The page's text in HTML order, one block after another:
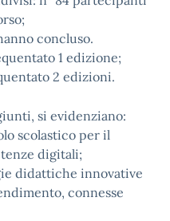
concluso.
1 edizione;
2 edizioni.
si evidenziano:
scolastico per il
digitali;
didattiche innovative
connesse